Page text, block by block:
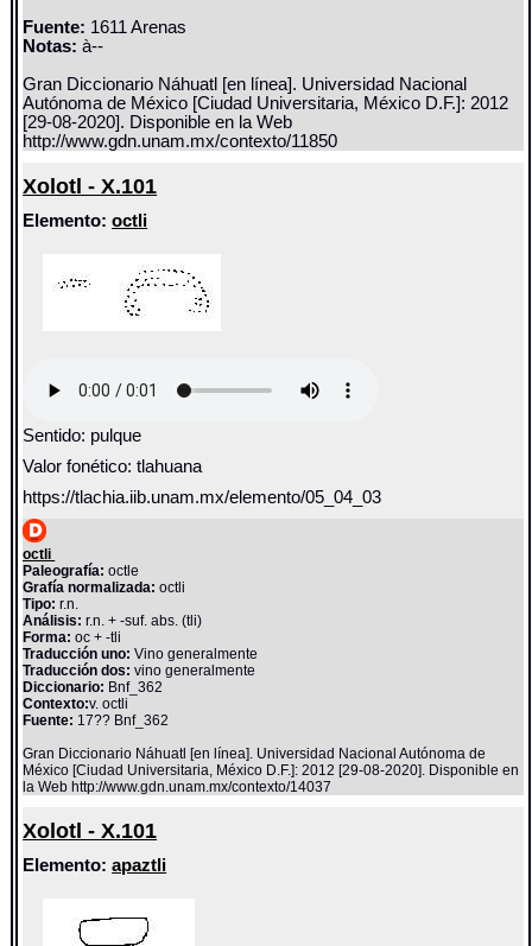
Fuente: 1611 Arenas
Notas: à--
Gran Diccionario Náhuatl [en línea]. Universidad Nacional
Autónoma de México [Ciudad Universitaria, México D.F.]: 2012
[29-08-2020]. Disponible en la Web
http://www.gdn.unam.mx/contexto/11850
Xolotl - X.101
Elemento:octli
Sentido: pulque
Valor fonético: tlahuana
https://tlachia.iib.unam.mx/elemento/05_04_03
octli
Paleografía: octle
Grafía normalizada: octli
Tipo: r.n.
Análisis: r.n. + -suf. abs. (tli)
Forma: oc + -tli
Traducción uno: Vino generalmente
Traducción dos: vino generalmente
Diccionario: Bnf_362
Contexto:v. octli
Fuente: 17?? Bnf_362
Gran Diccionario Náhuatl [en línea]. Universidad Nacional Autónoma de
México [Ciudad Universitaria, México D.F.]: 2012 [29-08-2020]. Disponible en
la Web http://www.gdn.unam.mx/contexto/14037
Xolotl - X.101
Elemento:apaztli